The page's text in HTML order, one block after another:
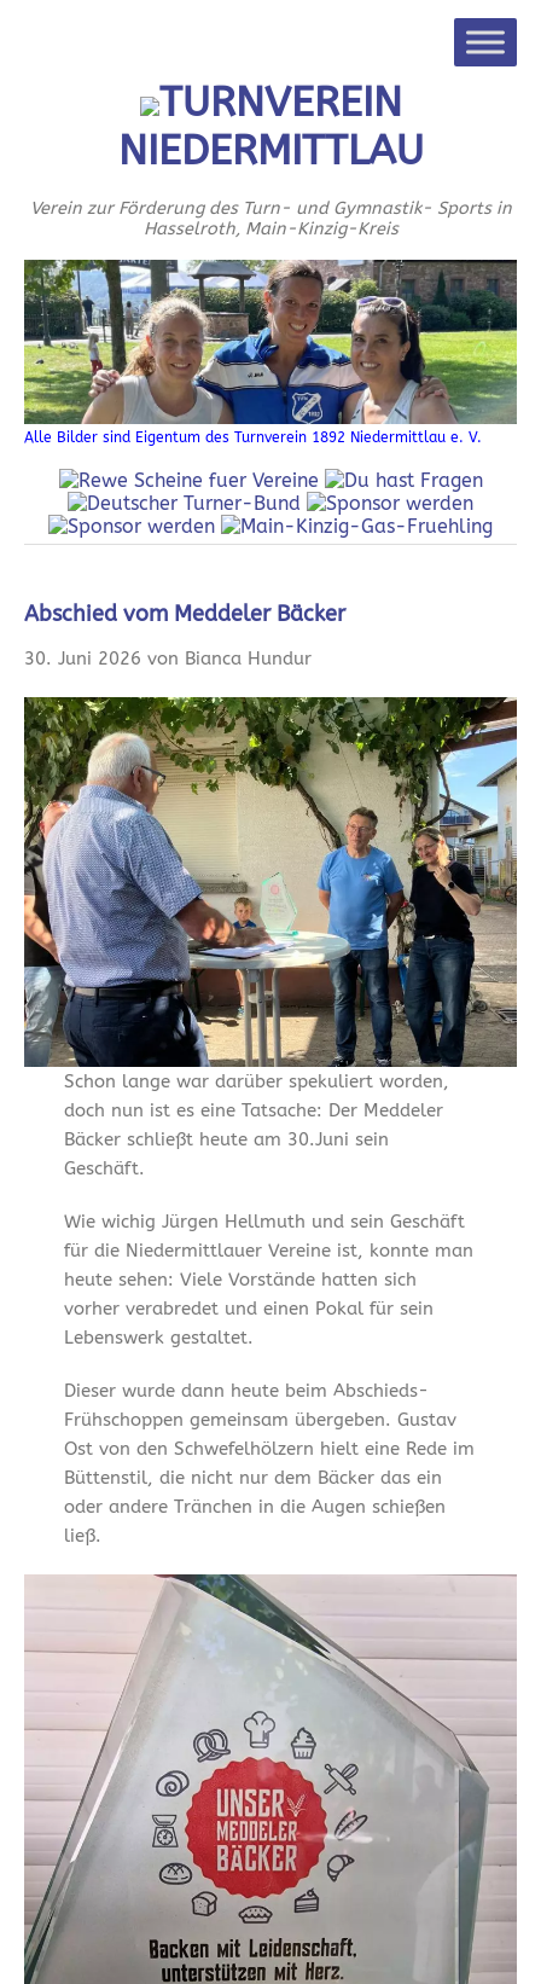
TURNVEREIN
NIEDERMITTLAU
Verein zur Förderung des Turn- und Gymnastik- Sports in
Hasselroth, Main-Kinzig-Kreis
Alle Bilder sind Eigentum des Turnverein 1892 Niedermittlau e. V.
Abschied vom Meddeler Bäcker
30. Juni 2026 von Bianca Hundur
Schon lange war darüber spekuliert worden,
doch nun ist es eine Tatsache: Der Meddeler
Bäcker schließt heute am 30.Juni sein
Geschäft.
Wie wichig Jürgen Hellmuth und sein Geschäft
für die Niedermittlauer Vereine ist, konnte man
heute sehen: Viele Vorstände hatten sich
vorher verabredet und einen Pokal für sein
Lebenswerk gestaltet.
Dieser wurde dann heute beim Abschieds-
Frühschoppen gemeinsam übergeben. Gustav
Ost von den Schwefelhölzern hielt eine Rede im
Büttenstil, die nicht nur dem Bäcker das ein
oder andere Tränchen in die Augen schießen
ließ.